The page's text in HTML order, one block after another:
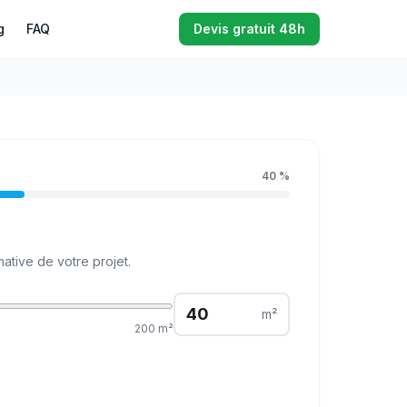
FAQ Devis gratuit 48h
40 %
de votre projet.
200 m²
m²